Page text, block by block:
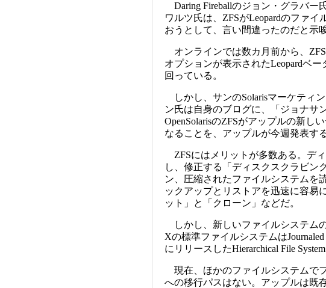
Daring Fireballのジョン・グラバー
ワルツ氏は、ZFSがLeopardのファ
おうとして、言い間違ったのだと示
オンラインでは数カ月前から、
オプションが表示されたLeopardベ
回っている。
しかし、サンのSolarisマーケティ
ン氏は自身のブログに、「ジョナサ
OpenSolarisのZFSがアップルの新し
なることを、アップルが今週発表す
ZFSにはメリットが多数ある。デ
し、修正する「ディスクスクラビン
ン、圧縮されたファイルシステムを
ックアップとリストアを迅速に容易
ット」と「クローン」などだ。
しかし、新しいファイルシステム
Xの標準ファイルシステムは
にリリースしたHierarchical File
現在、ほかのファイルシステムで
への移行パスはない。アップルは既